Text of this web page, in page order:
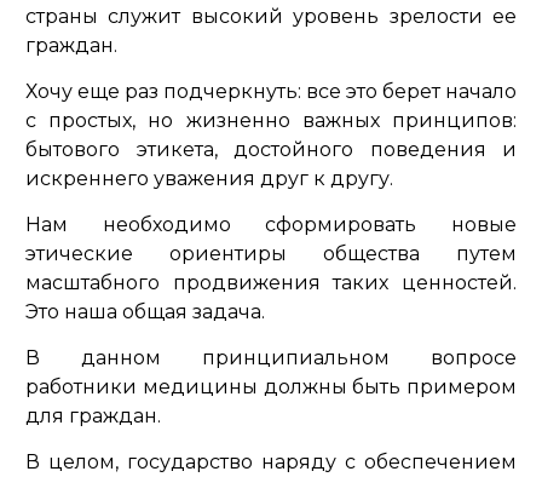
страны служит высокий уровень зрелости ее
граждан.
Хочу еще раз подчеркнуть: все это берет начало
с простых, но жизненно важных принципов:
бытового этикета, достойного поведения и
искреннего уважения друг к другу.
Нам необходимо сформировать новые
этические ориентиры общества путем
масштабного продвижения таких ценностей.
Это наша общая задача.
В данном принципиальном вопросе
работники медицины должны быть примером
для граждан.
В целом, государство наряду с обеспечением